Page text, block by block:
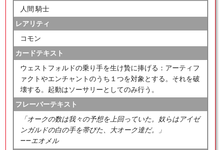
人間 騎士
レアリティ
コモン
カードテキスト
ウェストフォルドの乗り手を生け贄に捧げる：アーティフ
ァクトやエンチャントのうち１つを対象とする。それを破
壊する。起動はソーサリーとしてのみ行う。
フレーバーテキスト
「オークの数は我々の予想を上回っていた。奴らはアイゼ
ンガルドの白の手を帯びた、大オーク達だ。」
――エオメル